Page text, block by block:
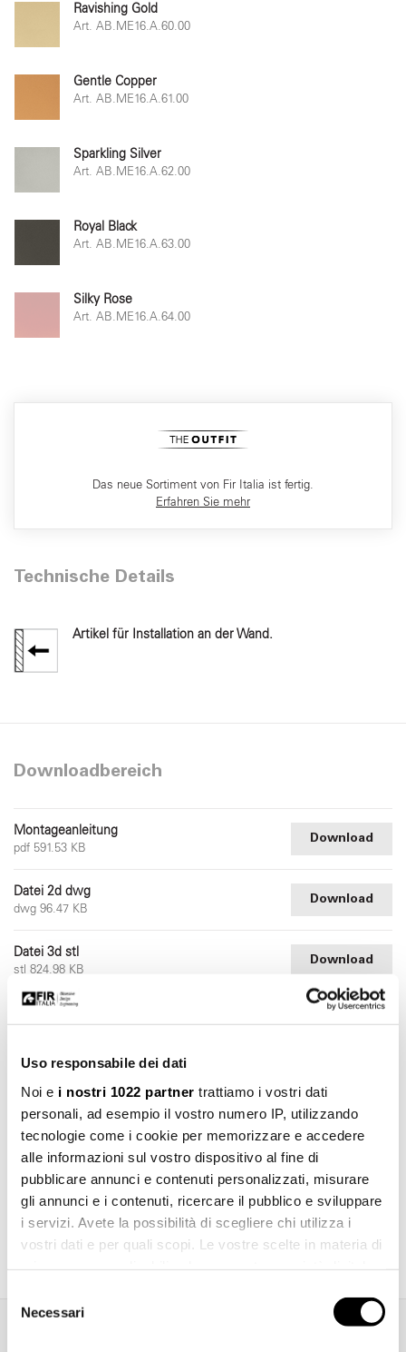
Uso responsabile dei dati
Noi e i nostri 1022 partner trattiamo i vostri dati
personali, ad esempio il vostro numero IP, utilizzando
tecnologie come i cookie per memorizzare e accedere
alle informazioni sul vostro dispositivo al fine di
pubblicare annunci e contenuti personalizzati, misurare
gli annunci e i contenuti, ricercare il pubblico e sviluppare
i servizi. Avete la possibilità di scegliere chi utilizza i
vostri dati e per quali scopi. Le vostre scelte in materia di
modificare o revocare il proprio consenso in qualsiasi
momento dalla Dichiarazione sui cookie o facendo clic
delNecessari
Ravishing Gold
Art. AB.ME16.A.60.00
Gentle Copper
Art. AB.ME16.A.61.00
Sparkling Silver
Art. AB.ME16.A.62.00
Royal Black
Art. AB.ME16.A.63.00
Silky Rose
Art. AB.ME16.A.64.00
Das neue Sortiment von Fir Italia ist fertig.
Erfahren Sie mehr
Technische Details
Artikel für Installation an der Wand.
Downloadbereich
Montageanleitung
pdf 591.53 KB
Download
Datei 2d dwg
dwg 96.47 KB
Download
Datei 3d stl
stl 824.98 KB
Download
Katalog herunterladen